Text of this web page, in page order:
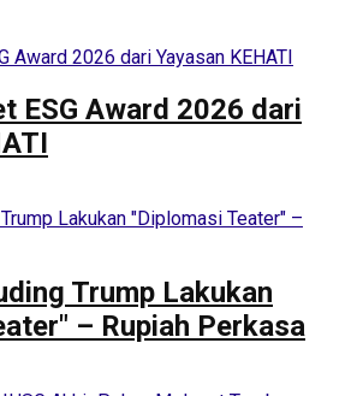
ESG Award 2026 dari
Trump Lakukan
– Rupiah Perkasa